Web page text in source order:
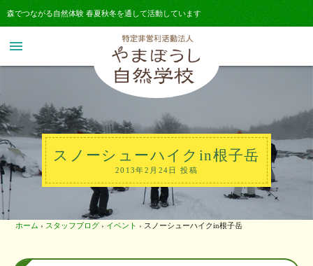
森でつながる自然体験 春夏秋冬を通して活動しています
menu
スノーシューハイクin根子岳
2013年2月24日 投稿
ホーム › スタッフブログ › イベント › スノーシューハイクin根子岳